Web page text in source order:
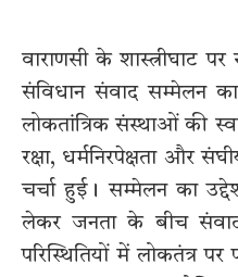
वाराणसी के शास्त्रीघाट
संविधान संवाद सम्मेलन
लोकतांत्रिक संस्थाओं की
रक्षा, धर्मनिरपेक्षता और
चर्चा हुई। सम्मेलन का
लेकर जनता के बीच
परिस्थितियों में लोकतंत्र